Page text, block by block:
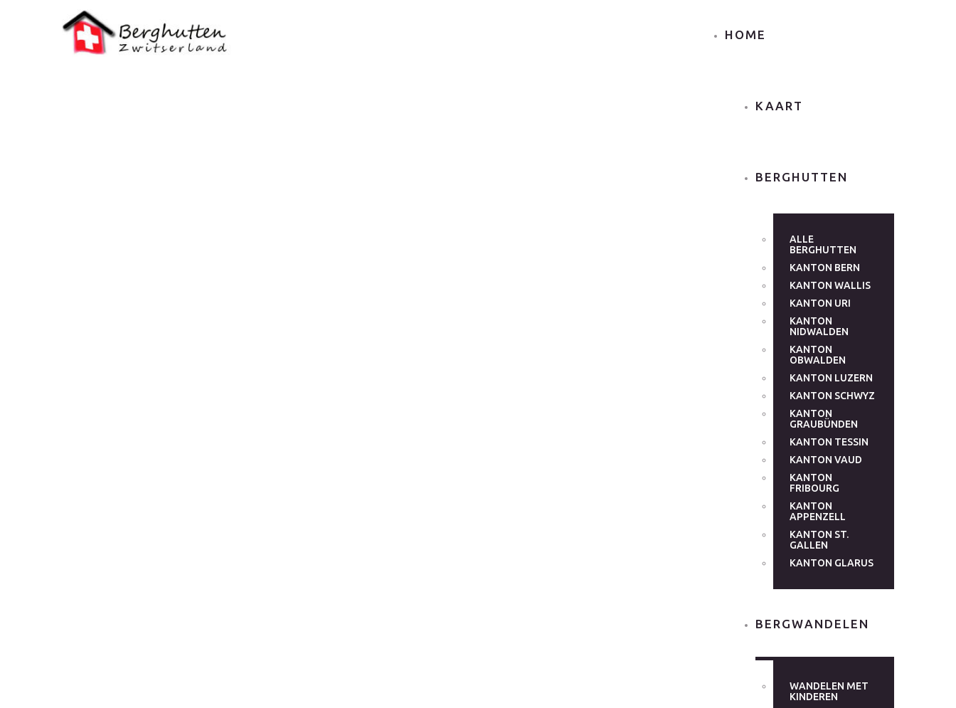
HOME
KAART
BERGHUTTEN
ALLE
BERGHUTTEN
KANTON BERN
KANTON WALLIS
KANTON URI
KANTON
NIDWALDEN
KANTON
OBWALDEN
KANTON LUZERN
KANTON SCHWYZ
KANTON
GRAUBÜNDEN
KANTON TESSIN
KANTON VAUD
KANTON
FRIBOURG
KANTON
APPENZELL
KANTON ST.
GALLEN
KANTON GLARUS
BERGWANDELEN
WANDELEN MET
KINDEREN